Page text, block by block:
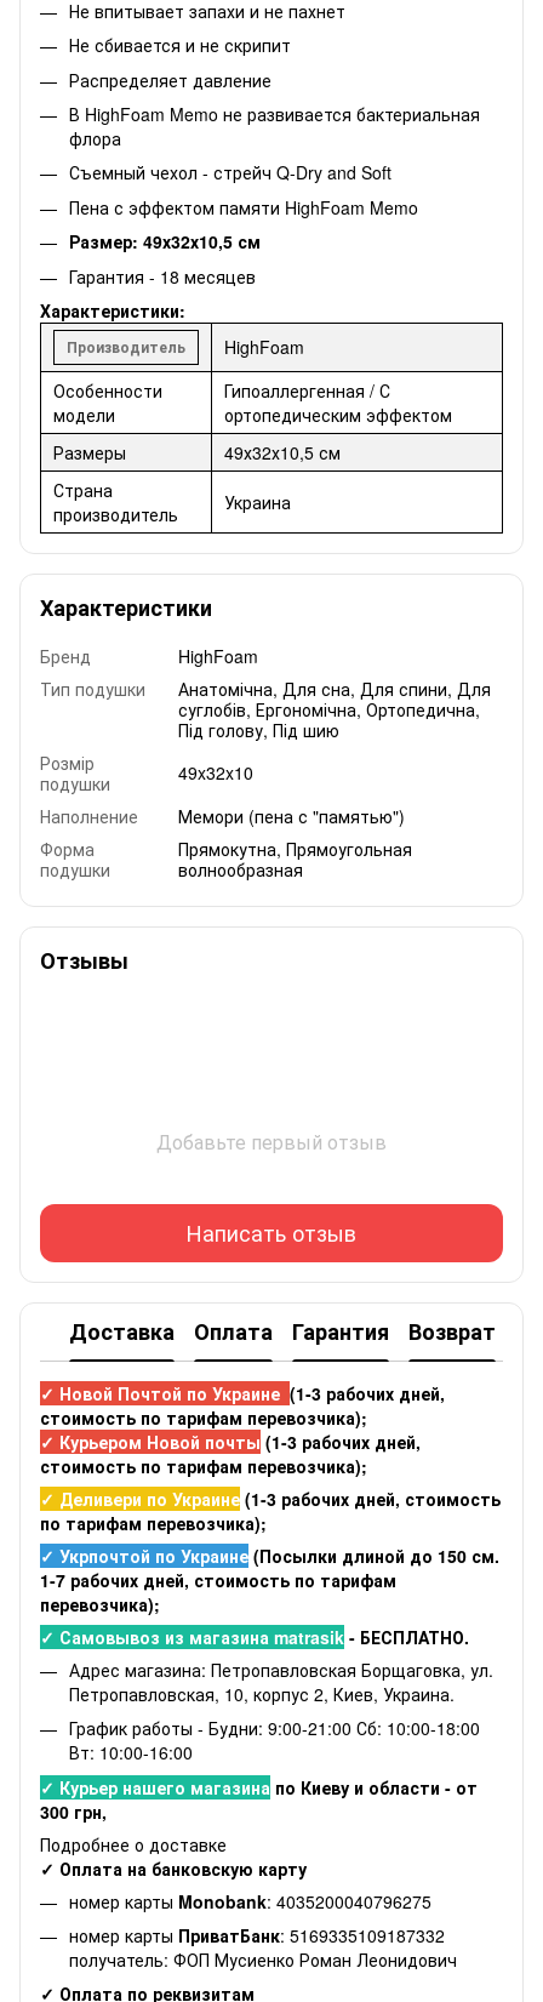
Не впитывает запахи и не пахнет
Не сбивается и не скрипит
Распределяет давление
В HighFoam Memo не развивается бактериальная
флора
Съемный чехол - стрейч Q-Dry and Soft
Пена с эффектом памяти HighFoam Memo
Размер: 49х32х10,5 см
Гарантия - 18 месяцев
Характеристики:
Производитель
HighFoam
Особенности
модели
Гипоаллергенная / С
ортопедическим эффектом
Размеры
49х32х10,5 см
Страна
производитель
Украина
Характеристики
Бренд
HighFoam
Тип подушки
Анатомічна, Для сна, Для спини, Для
суглобів, Ергономічна, Ортопедична,
Під голову, Під шию
Розмір
подушки
49x32x10
Наполнение
Мемори (пена с "памятью")
Форма
подушки
Прямокутна, Прямоугольная
волнообразная
Отзывы
Добавьте первый отзыв
Написать отзыв
Доставка Оплата Гарантия Возврат
✓ Новой Почтой по Украине (1-3 рабочих дней,
стоимость по тарифам перевозчика);
✓ Курьером Новой почты (1-3 рабочих дней,
стоимость по тарифам перевозчика);
✓ Деливери по Украине (1-3 рабочих дней, стоимость
по тарифам перевозчика);
✓ Укрпочтой по Украине (Посылки длиной до 150 см.
1-7 рабочих дней, стоимость по тарифам
перевозчика);
✓ Самовывоз из магазина matrasik - БЕСПЛАТНО.
Адрес магазина: Петропавловская Борщаговка, ул.
Петропавловская, 10, корпус 2, Киев, Украина.
График работы - Будни: 9:00-21:00 Сб: 10:00-18:00
Вт: 10:00-16:00
✓ Курьер нашего магазина по Киеву и области - от
300 грн,
Подробнее о доставке
✓ Оплата на банковскую карту
номер карты Monobank: 4035200040796275
номер карты ПриватБанк: 5169335109187332
получатель: ФОП Мусиенко Роман Леонидович
✓ Оплата по реквизитам